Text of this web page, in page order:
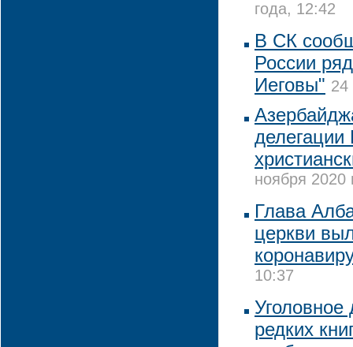
года, 12:42
В СК
России
Иеговы" 24
ноября 2020
Глава
церкви
10:37
редких